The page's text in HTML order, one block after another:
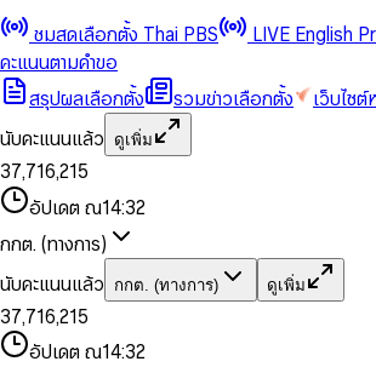
ชมสดเลือกตั้ง Thai PBS LIVE English
คะแนนตามคำขอ
สรุปผลเลือกตั้ง
รวมข่าวเลือกตั้ง
เว็บไซ
นับคะแนนแล้ว
ดูเพิ่ม
0
1
2
3
4
5
6
8
9
0
1
2
3
4
5
6
7
8
9
,
0
1
2
4
6
7
8
9
0
1
2
3
4
5
6
7
8
9
0
1
3
5
6
7
8
9
,
1
2
4
5
7
8
9
0
1
3
4
6
7
8
9
0
2
3
4
5
7
8
อัปเดต ณ14:32
กกต. (ทางการ)
นับคะแนนแล้ว
กกต. (ทางการ) ดูเพิ่ม
0
1
2
3
4
5
0
1
2
4
5
6
7
8
9
,
0
1
2
4
6
7
8
9
0
1
2
3
0
1
3
5
6
7
8
,
1
2
4
0
1
3
0
2
3
4
5
7
อัปเดต ณ14:32